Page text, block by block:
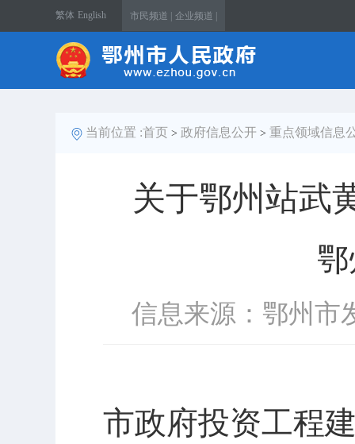
繁体 English 市民频道 | 企业频道 |
当前位置 :首页 > 政府信息公开 > 重点领域信息
关于鄂州站武
信息来源：鄂州市
市政府投资工程